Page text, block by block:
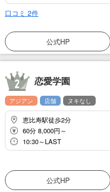
口コミ 2件
公式HP
恋愛学園
アジアン 店舗 ヌキなし
恵比寿駅徒歩2分
60分 8,000円～
10:30～LAST
公式HP